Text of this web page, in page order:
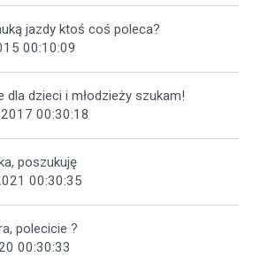
jazdy ktoś coś poleca?
00:10:09
dla dzieci i młodzieży szukam!
00:30:18
poszukuję
00:30:35
polecicie ?
00:30:33